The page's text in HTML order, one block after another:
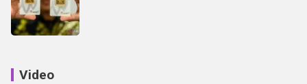
Video